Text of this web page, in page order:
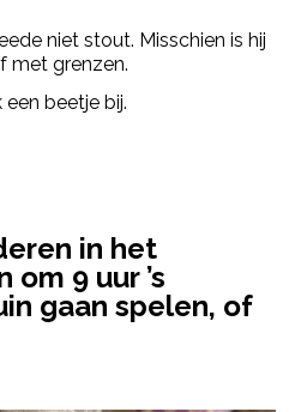
niet stout. Misschien is hij
met grenzen.
beetje bij.
in het
9 uur ’s
gaan spelen, of